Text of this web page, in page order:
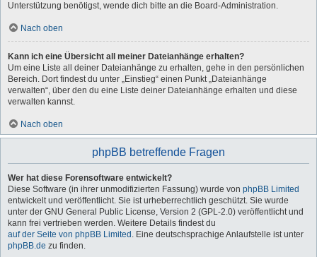
Unterstützung benötigst, wende dich bitte an die Board-Administration.
Nach oben
Kann ich eine Übersicht all meiner Dateianhänge erhalten?
Um eine Liste all deiner Dateianhänge zu erhalten, gehe in den persönlichen
Bereich. Dort findest du unter „Einstieg“ einen Punkt „Dateianhänge
verwalten“, über den du eine Liste deiner Dateianhänge erhalten und diese
verwalten kannst.
Nach oben
phpBB betreffende Fragen
Wer hat diese Forensoftware entwickelt?
Diese Software (in ihrer unmodifizierten Fassung) wurde von phpBB Limited
entwickelt und veröffentlicht. Sie ist urheberrechtlich geschützt. Sie wurde
unter der GNU General Public License, Version 2 (GPL-2.0) veröffentlicht und
kann frei vertrieben werden. Weitere Details findest du
auf der Seite von phpBB Limited . Eine deutschsprachige Anlaufstelle ist unter
phpBB.de zu finden.